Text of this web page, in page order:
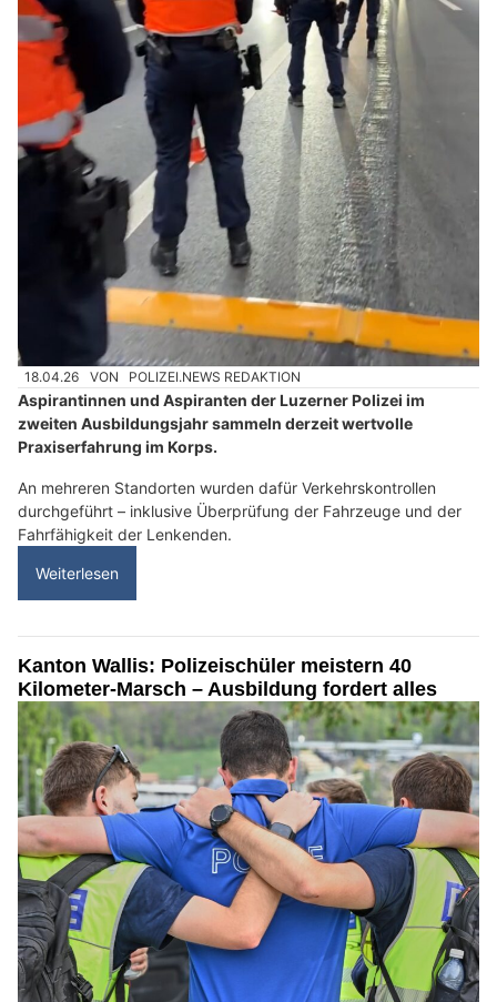
18.04.26 VON POLIZEI.NEWS REDAKTION
Aspirantinnen und Aspiranten der Luzerner Polizei im
zweiten Ausbildungsjahr sammeln derzeit wertvolle
Praxiserfahrung im Korps.
An mehreren Standorten wurden dafür Verkehrskontrollen
durchgeführt – inklusive Überprüfung der Fahrzeuge und der
Fahrfähigkeit der Lenkenden.
Weiterlesen
Kanton Wallis: Polizeischüler meistern 40
Kilometer-Marsch – Ausbildung fordert alles